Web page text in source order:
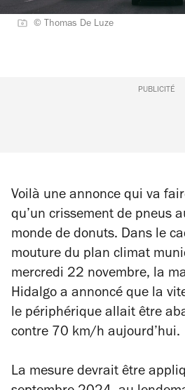
© Thomas De Luze
PUBLICITÉ
Voilà une annonce qui va
qu’un crissement de pneus
monde de donuts. Dans le
mouture du plan climat
mercredi 22 novembre, la
Hidalgo a annoncé que la
le périphérique allait être
contre 70 km/h aujourd’hui.
La mesure devrait être